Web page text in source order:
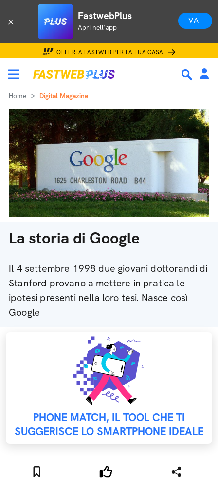
FastwebPlus
Apri nell'app
VAI
OFFERTA FASTWEB PER LA TUA CASA
Home Digital Magazine
La storia di Google
Il 4 settembre 1998 due giovani dottorandi di
Stanford provano a mettere in pratica le
ipotesi presenti nella loro tesi. Nasce così
Google
PHONE MATCH, IL TOOL CHE TI
SUGGERISCE LO SMARTPHONE IDEALE